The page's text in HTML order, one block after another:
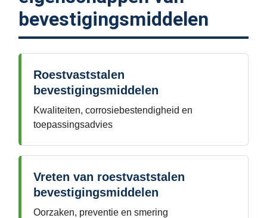
bevestigingsmiddelen
Roestvaststalen
bevestigingsmiddelen
Kwaliteiten, corrosiebestendigheid en
toepassingsadvies
Vreten van roestvaststalen
bevestigingsmiddelen
Oorzaken, preventie en smering